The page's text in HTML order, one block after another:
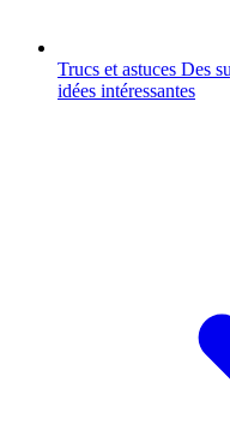
Trucs et astuces Des
idées intéressantes